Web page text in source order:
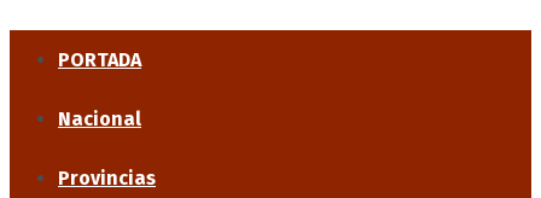
PORTADA
Nacional
Provincias